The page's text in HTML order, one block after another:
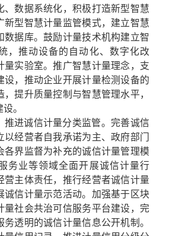
、数据系统化，积极打造新型智慧
新型智慧计量监管模式，建立智慧
数据库。鼓励计量技术机构建立智
，推动设备的自动化、数字化改
量实验室。推广智慧计量理念，支
设，推动企业开展计量检测设备的
，提升质量控制与智慧管理水平，
。
推进诚信计量分类监管。 完善诚信
以经营者自我承诺为主、政府部门
各界监督为补充的诚信计量管理模
务业等领域全面开展诚信计量行
营主体责任，推行经营者诚信计量
诚信计量示范活动。加强基于区块
量社会共治可信服务平台建设，完
务透明的诚信计量信息公开机制。